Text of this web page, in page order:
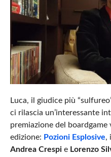
Luca, il giudice più
ci rilascia un’interessante
premiazione del
edizione: Pozioni Esplosive,
Andrea Crespie Lorenzo